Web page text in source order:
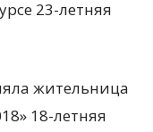
23-летняя
жительница
18-летняя